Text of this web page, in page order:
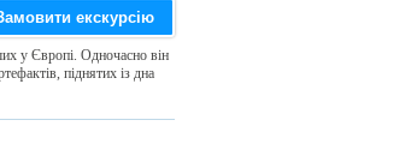
екскурсію
у Європі. Одночасно він
піднятих із дна